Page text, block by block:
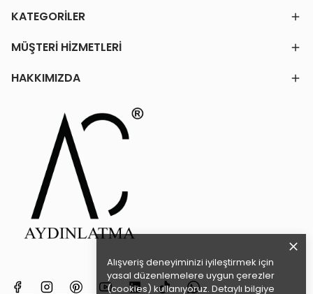
Alışveriş deneyiminizi iyileştirmek için
yasal düzenlemelere uygun çerezler
(cookies) kullanıyoruz. Detaylı bilgiye
KATEGORİLER
MÜŞTERİ HİZMETLERİ
HAKKIMIZDA